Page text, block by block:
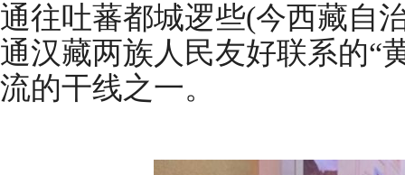
通往吐蕃都城逻些(今西藏自
通汉藏两族人民友好联系的“
流的干线之一。